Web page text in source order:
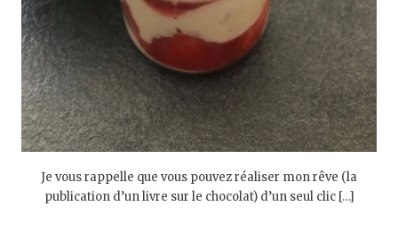
Je vous rappelle que vous pouvez réaliser mon rêve (la
publication d’un livre sur le chocolat) d’un seul clic […]